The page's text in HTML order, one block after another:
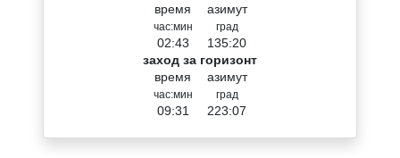
время
час:мин
02:43
азимут
град
135:20
заход за горизонт
время
час:мин
09:31
азимут
град
223:07